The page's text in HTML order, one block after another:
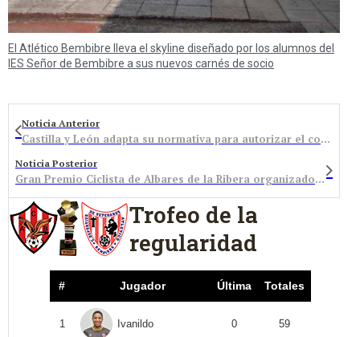
El Atlético Bembibre lleva el skyline diseñado por los alumnos del
IES Señor de Bembibre a sus nuevos carnés de socio
Noticia Anterior
Castilla y León adapta su normativa para autorizar el consumo y venta de alimentos y bebidas en recintos deportivos
Noticia Posterior
Gran Premio Ciclista de Albares de la Ribera organizado por el Club Deportivo Bembibre Ciclista
Trofeo de la
regularidad
# Jugador Última Totales
1 Ivanildo 0 59